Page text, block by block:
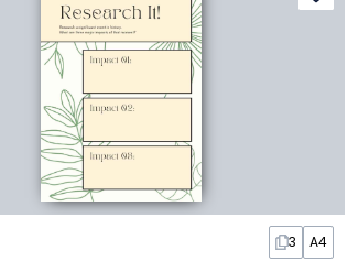
3 A4